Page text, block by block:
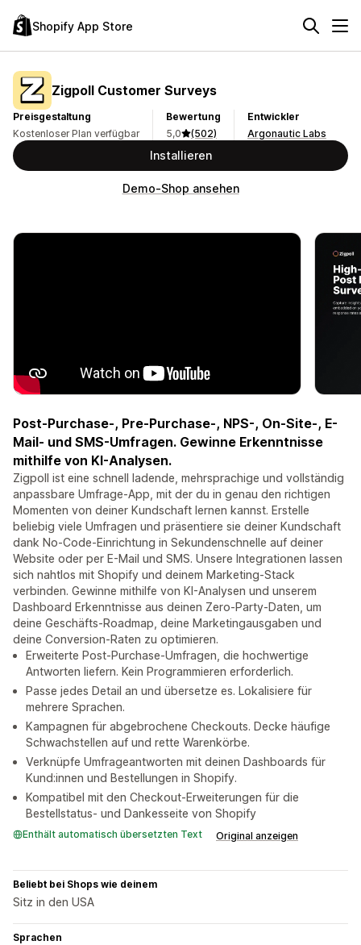
Shopify App Store
Zigpoll Customer Surveys
Preisgestaltung
Kostenloser Plan verfügbar
Bewertung
5,0
(502)
Entwickler
Argonautic Labs
Installieren
Demo-Shop ansehen
Post-Purchase-, Pre-Purchase-, NPS-, On-Site-, E-
Mail- und SMS-Umfragen. Gewinne Erkenntnisse
mithilfe von KI-Analysen.
Zigpoll ist eine schnell ladende, mehrsprachige und vollständig
anpassbare Umfrage-App, mit der du in genau den richtigen
Momenten von deiner Kundschaft lernen kannst. Erstelle
beliebig viele Umfragen und präsentiere sie deiner Kundschaft
dank No-Code-Einrichtung in Sekundenschnelle auf deiner
Website oder per E-Mail und SMS. Unsere Integrationen lassen
sich nahtlos mit Shopify und deinem Marketing-Stack
verbinden. Gewinne mithilfe von KI-Analysen und unserem
Dashboard Erkenntnisse aus deinen Zero-Party-Daten, um
deine Geschäfts-Roadmap, deine Marketingausgaben und
deine Conversion-Raten zu optimieren.
Erweiterte Post-Purchase-Umfragen, die hochwertige
Antworten liefern. Kein Programmieren erforderlich.
Passe jedes Detail an und übersetze es. Lokalisiere für
mehrere Sprachen.
Kampagnen für abgebrochene Checkouts. Decke häufige
Schwachstellen auf und rette Warenkörbe.
Verknüpfe Umfrageantworten mit deinen Dashboards für
Kund:innen und Bestellungen in Shopify.
Kompatibel mit den Checkout-Erweiterungen für die
Bestellstatus- und Dankesseite von Shopify
Enthält automatisch übersetzten Text Original anzeigen
Beliebt bei Shops wie deinem
Sitz in den USA
Sprachen